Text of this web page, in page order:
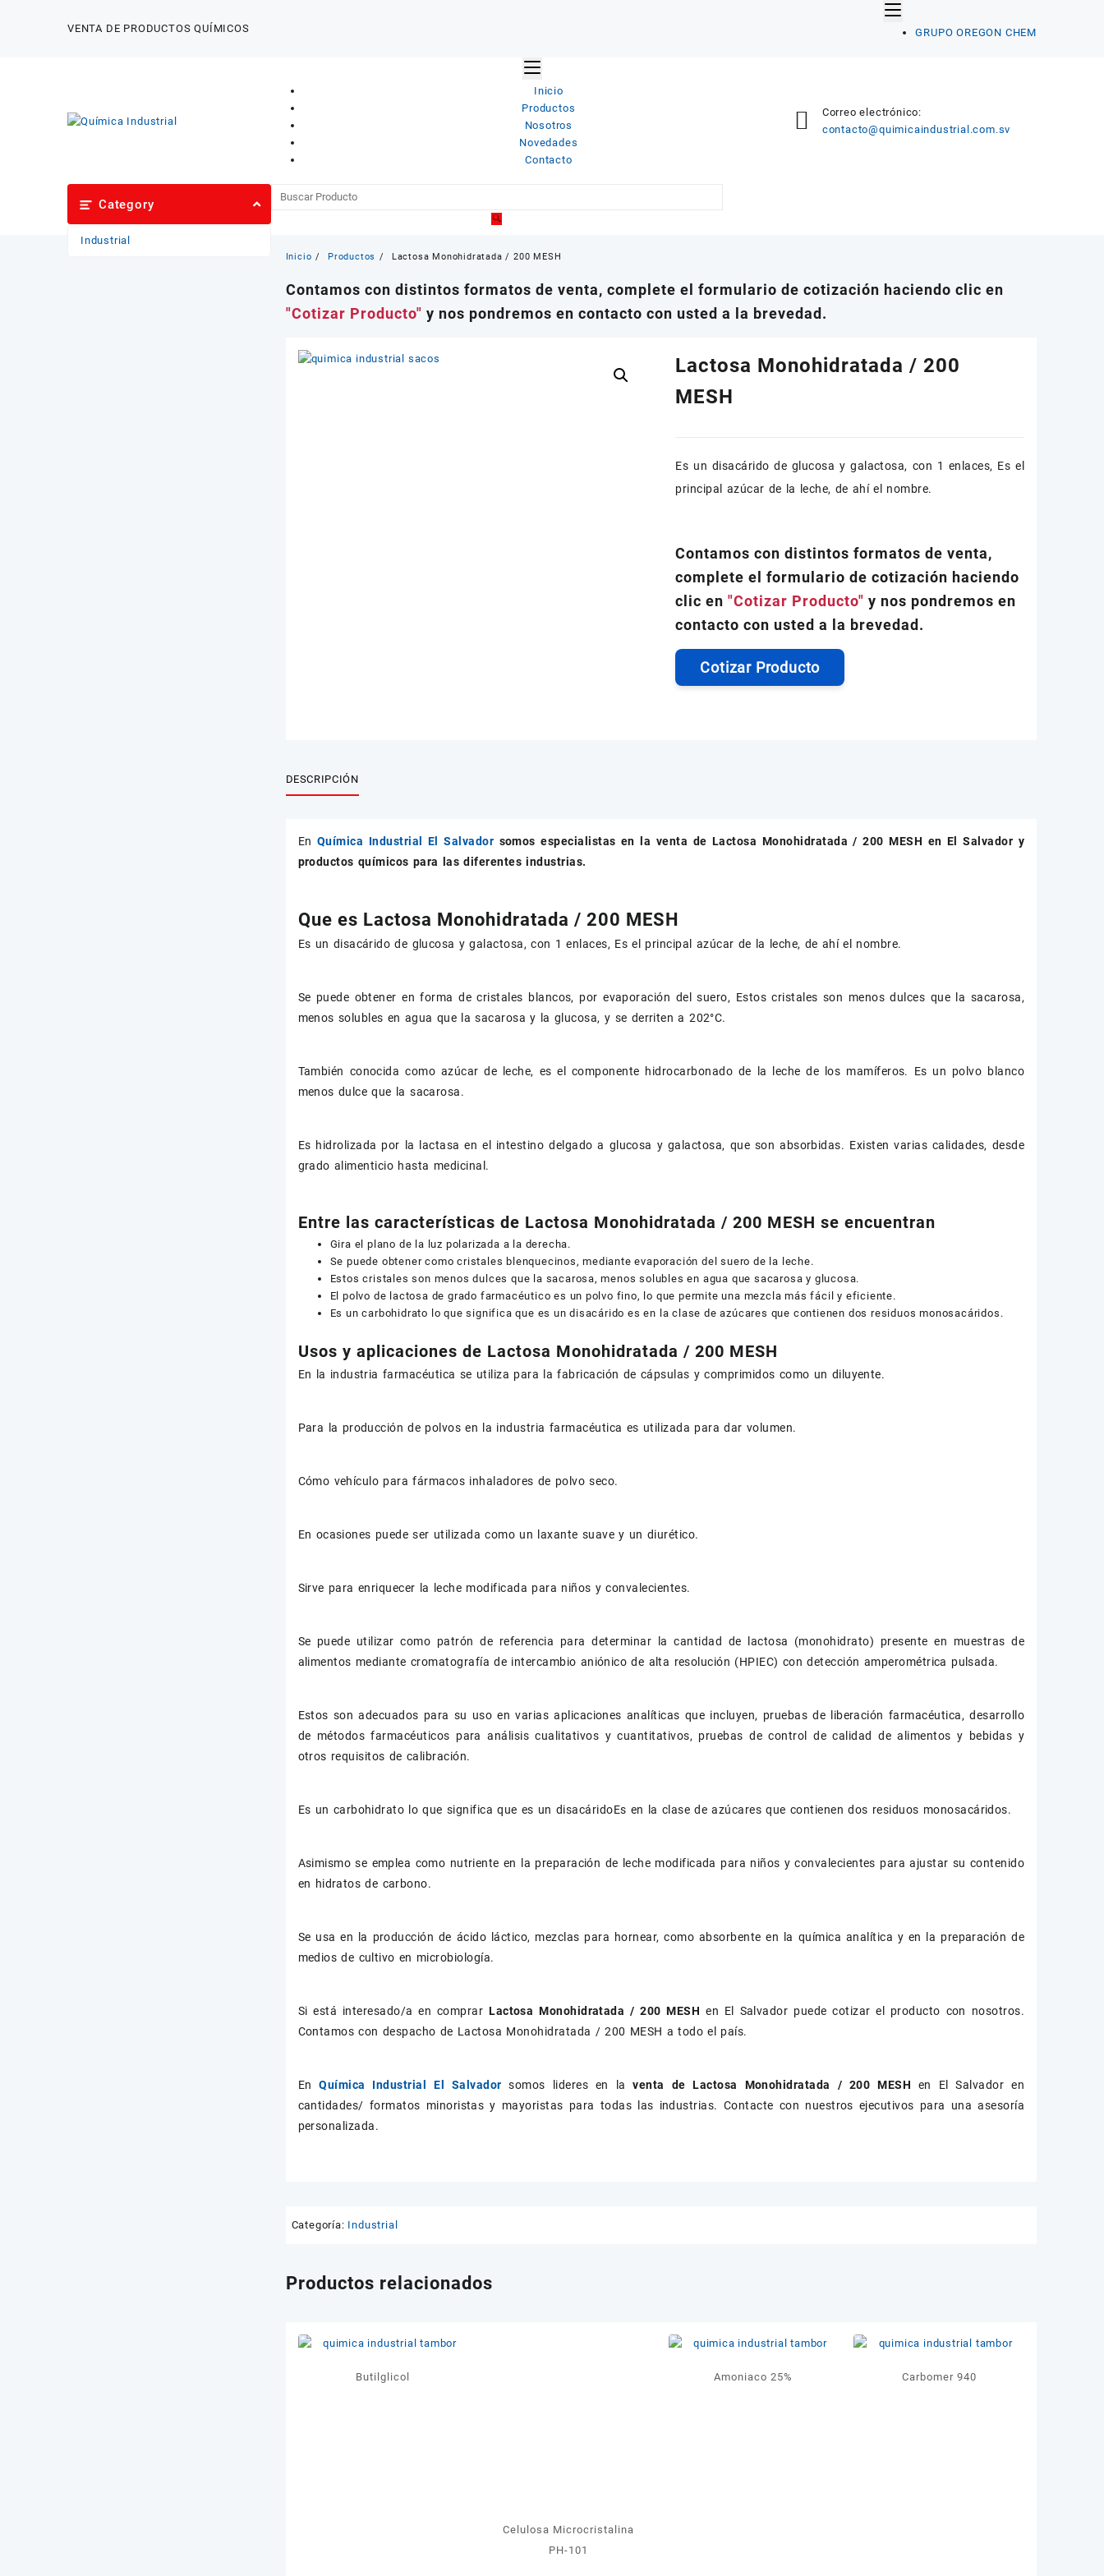
VENTA DE PRODUCTOS QUÍMICOS GRUPO OREGON CHEM
Inicio
Productos
Nosotros
Novedades
Contacto
Correo electrónico:
contacto@quimicaindustrial.com.sv
Category
Industrial
Inicio Productos Lactosa Monohidratada / 200 MESH
Contamos con distintos formatos de venta, complete el formulario de cotización haciendo clic en
"Cotizar Producto" y nos pondremos en contacto con usted a la brevedad.
Lactosa Monohidratada / 200
MESH
Es un disacárido de glucosa y galactosa, con 1 enlaces, Es el
principal azúcar de la leche, de ahí el nombre.
Contamos con distintos formatos de venta,
complete el formulario de cotización haciendo
clic en"Cotizar Producto" y nos pondremos en
contacto con usted a la brevedad.
Cotizar Producto
DESCRIPCIÓN
En Química Industrial El Salvador somos especialistas en la venta de Lactosa Monohidratada / 200 MESH en El Salvador y
productos químicos para las diferentes industrias.
Que es Lactosa Monohidratada / 200 MESH
Es un disacárido de glucosa y galactosa, con 1 enlaces, Es el principal azúcar de la leche, de ahí el nombre.
Se puede obtener en forma de cristales blancos, por evaporación del suero, Estos cristales son menos dulces que la sacarosa,
menos solubles en agua que la sacarosa y la glucosa, y se derriten a 202°C.
También conocida como azúcar de leche, es el componente hidrocarbonado de la leche de los mamíferos. Es un polvo blanco
menos dulce que la sacarosa.
Es hidrolizada por la lactasa en el intestino delgado a glucosa y galactosa, que son absorbidas. Existen varias calidades, desde
grado alimenticio hasta medicinal.
Entre las características de Lactosa Monohidratada / 200 MESH se encuentran
Gira el plano de la luz polarizada a la derecha.
Se puede obtener como cristales blenquecinos, mediante evaporación del suero de la leche.
Estos cristales son menos dulces que la sacarosa, menos solubles en agua que sacarosa y glucosa.
El polvo de lactosa de grado farmacéutico es un polvo fino, lo que permite una mezcla más fácil y eficiente.
Es un carbohidrato lo que significa que es un disacárido es en la clase de azúcares que contienen dos residuos monosacáridos.
Usos y aplicaciones de Lactosa Monohidratada / 200 MESH
En la industria farmacéutica se utiliza para la fabricación de cápsulas y comprimidos como un diluyente.
Para la producción de polvos en la industria farmacéutica es utilizada para dar volumen.
Cómo vehículo para fármacos inhaladores de polvo seco.
En ocasiones puede ser utilizada como un laxante suave y un diurético.
Sirve para enriquecer la leche modificada para niños y convalecientes.
Se puede utilizar como patrón de referencia para determinar la cantidad de lactosa (monohidrato) presente en muestras de
alimentos mediante cromatografía de intercambio aniónico de alta resolución (HPIEC) con detección amperométrica pulsada.
Estos son adecuados para su uso en varias aplicaciones analíticas que incluyen, pruebas de liberación farmacéutica, desarrollo
de métodos farmacéuticos para análisis cualitativos y cuantitativos, pruebas de control de calidad de alimentos y bebidas y
otros requisitos de calibración.
Es un carbohidrato lo que significa que es un disacáridoEs en la clase de azúcares que contienen dos residuos monosacáridos.
Asimismo se emplea como nutriente en la preparación de leche modificada para niños y convalecientes para ajustar su contenido
en hidratos de carbono.
Se usa en la producción de ácido láctico, mezclas para hornear, como absorbente en la química analítica y en la preparación de
medios de cultivo en microbiología.
Si está interesado/a en comprar Lactosa Monohidratada / 200 MESHen El Salvador puede cotizar el producto con nosotros.
Contamos con despacho de Lactosa Monohidratada / 200 MESH a todo el país.
EnQuímica Industrial El Salvador somos lideres en laventa de Lactosa Monohidratada / 200 MESH en El Salvador en
cantidades/ formatos minoristas y mayoristas para todas las industrias. Contacte con nuestros ejecutivos para una asesoría
personalizada.
Categoría: Industrial
Productos relacionados
Butilglicol
Celulosa Microcristalina
PH-101
Amoniaco 25% Carbomer 940